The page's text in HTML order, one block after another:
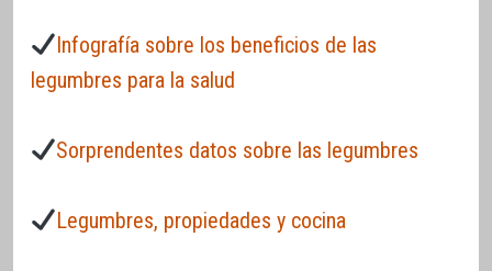
Infografía sobre los beneficios de las
legumbres para la salud
Sorprendentes datos sobre las legumbres
Legumbres, propiedades y cocina